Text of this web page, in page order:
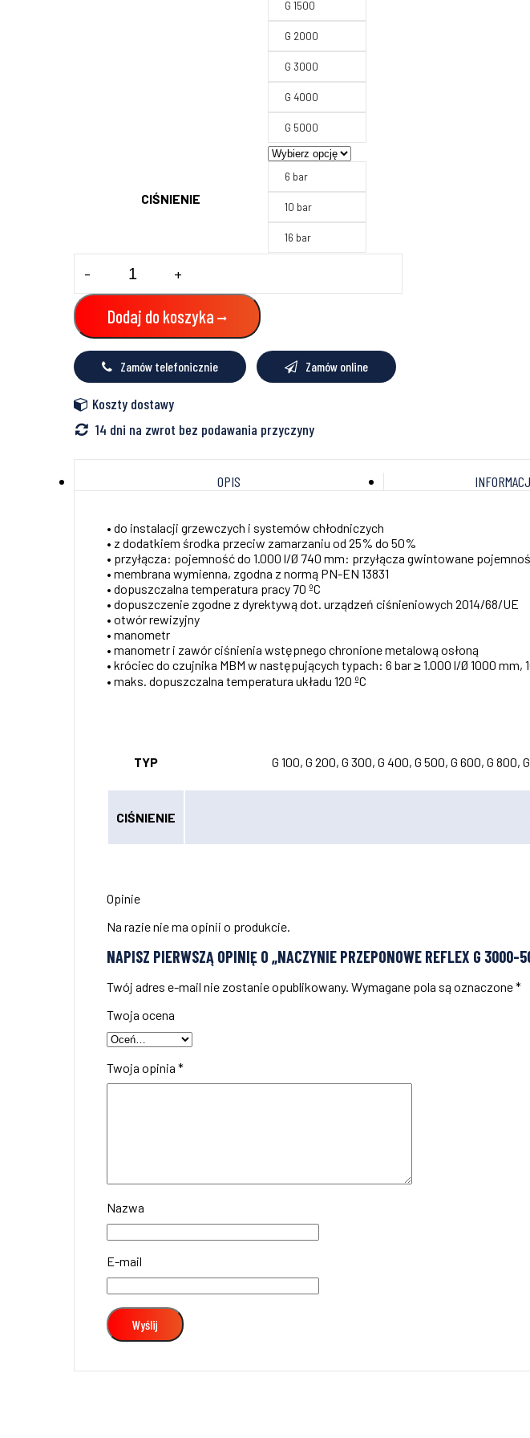
G 1500
G 2000
G 3000
G 4000
G 5000
CIŚNIENIE
6 bar
10 bar
16 bar
Naczynie
przeponowe
REFLEX
G
3000-
5000
litrów
- +
Dodaj do koszyka
Zamów telefonicznie Zamów online
Koszty dostawy
14 dni na zwrot bez podawania przyczyny
OPIS
• do instalacji grzewczych i systemów chłodniczych
• z dodatkiem środka przeciw zamarzaniu od 25% do 50%
• przyłącza: pojemność do 1.000 l/Ø 740 mm: przyłącza gwintowane
• membrana wymienna, zgodna z normą PN-EN 13831
• dopuszczalna temperatura pracy 70 ºC
• dopuszczenie zgodne z dyrektywą dot. urządzeń ciśnieniowych 2014/68/UE
• otwór rewizyjny
• manometr
• manometr i zawór ciśnienia wstępnego chronione metalową osłoną
• króciec do czujnika MBM w następujących typach: 6 bar ≥ 1.000 l/Ø 1000 mm,
• maks. dopuszczalna temperatura układu 120 ºC
TYP G 100, G 200, G 300, G 400, G 500, G 600, G
CIŚNIENIE
Opinie
Na razie nie ma opinii o produkcie.
NAPISZ PIERWSZĄ OPINIĘ O „NACZYNIE PRZEPONOWE REFLEX G 3000-
Twój adres e-mail nie zostanie opublikowany. Wymagane pola są oznaczone*
Twoja ocena
Twoja opinia *
Nazwa
E-mail